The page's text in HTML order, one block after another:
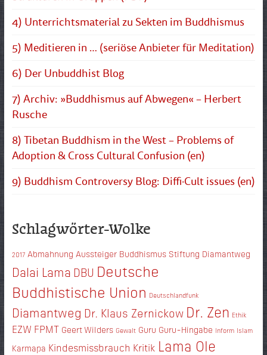
4) Unterrichtsmaterial zu Sekten im Buddhismus
5) Meditieren in … (seriöse Anbieter für Meditation)
6) Der Unbuddhist Blog
7) Archiv: »Buddhismus auf Abwegen« – Herbert
Rusche
8) Tibetan Buddhism in the West – Problems of
Adoption & Cross Cultural Confusion (en)
9) Buddhism Controversy Blog: Diffi·Cult issues (en)
Schlagwörter-Wolke
2017 Abmahnung Aussteiger Buddhismus Stiftung Diamantweg
Dalai Lama DBU Deutsche
Buddhistische Union Deutschlandfunk
Diamantweg Dr. Klaus Zernickow Dr. Zen Ethik
EZW FPMT Geert Wilders Gewalt Guru Guru-Hingabe Inform Islam
Karmapa Kindesmissbrauch Kritik Lama Ole